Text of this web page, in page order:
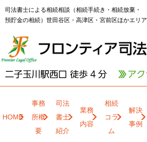
司法書士による相続相談（相続手続き・相続放棄・
預貯金の相続）世田谷区・高津区・宮前区ほかエリア
HOME
事務
所概
要
司法
書士
紹介
業務
内容
相続
コラ
ム
解決
事例